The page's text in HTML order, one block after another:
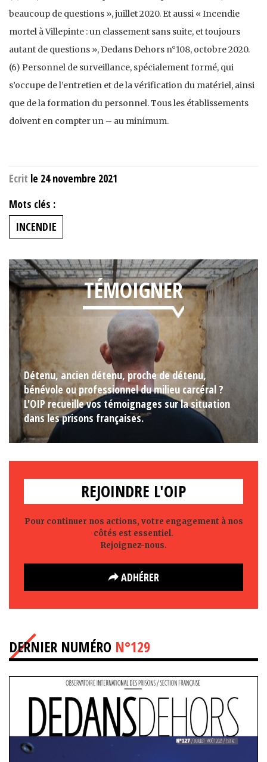
beaucoup de questions », juillet 2020. Et aussi « Incendie
mortel à Villepinte : un classement sans suite, et toujours
autant de questions », Dedans Dehors n°108, octobre 2020.
(6) Personnel de surveillance, spécialement formé, qui
s’occupe de l’entretien et de la vérification du matériel, ainsi
que de la formation du personnel. Tous les établissements
doivent en compter un – au minimum.
Ecrit le 24 novembre 2021
Mots clés :
INCENDIE
TÉMOIGNER
Détenu, ancien détenu, proche de détenu,
bénévole ou professionnel du milieu carcéral ?
L'OIP recueille vos témoignages sur la situation
dans les prisons françaises.
REJOINDRE L'OIP
Pour continuer nos actions, votre engagement à nos
côtés est essentiel.
Rejoignez-nous.
ADHÉRER
DERNIER NUMÉRO N°129